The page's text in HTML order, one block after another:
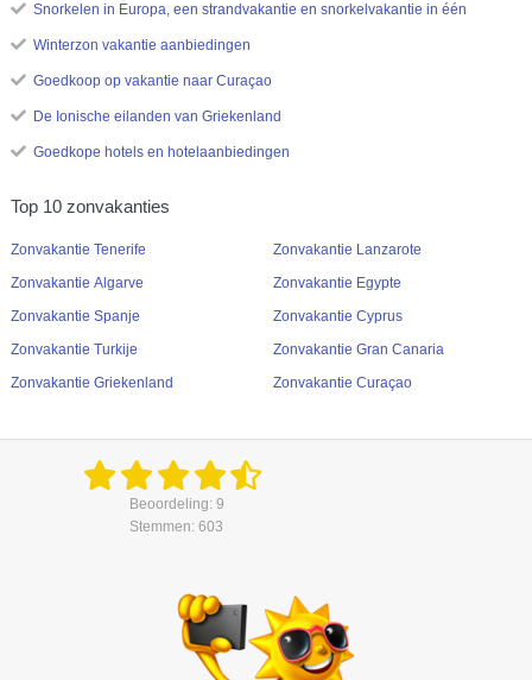
Snorkelen in Europa, een strandvakantie en snorkelvakantie in één
Winterzon vakantie aanbiedingen
Goedkoop op vakantie naar Curaçao
De Ionische eilanden van Griekenland
Goedkope hotels en hotelaanbiedingen
Top 10 zonvakanties
Zonvakantie Tenerife
Zonvakantie Algarve
Zonvakantie Spanje
Zonvakantie Turkije
Zonvakantie Griekenland
Zonvakantie Lanzarote
Zonvakantie Egypte
Zonvakantie Cyprus
Zonvakantie Gran Canaria
Zonvakantie Curaçao
Beoordeling: 9
Stemmen: 603